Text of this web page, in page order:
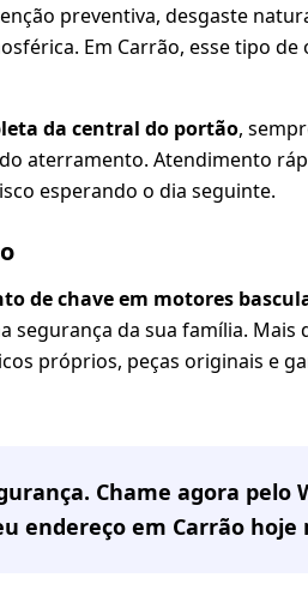
preventiva, desgaste
Em Carrão, esse tipo
da central do portão,
aterramento. Atendimento
esperando o dia seguinte.
de chave em motores
da sua família. Mais
próprios, peças originais e
Chame agora pelo
endereço em Carrão hoje